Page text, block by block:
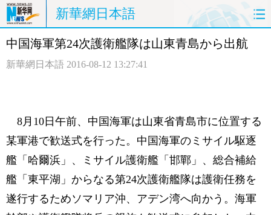
新華網日本語
ホームページ 政治 経済
中日対訳
中国海軍第24次護衛艦隊は山東青島から出航
新華網日本語 2016-08-12 13:27:41
8月10日午前、中国海軍は山東省青島市に位置する
某軍港で歓送式を行った。中国海軍のミサイル駆逐
艦「哈爾浜」、ミサイル護衛艦「邯鄲」、総合補給
艦「東平湖」からなる第24次護衛艦隊は護衛任務を
遂行するためソマリア沖、アデン湾へ向かう。海軍